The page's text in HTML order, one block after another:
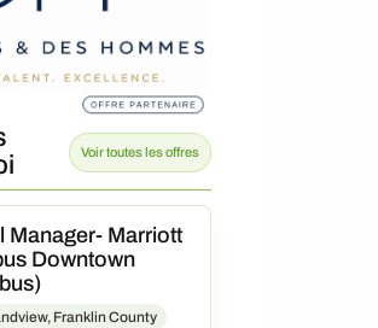
Voir toutes les offres
Manager- Marriott
Downtown
Franklin County